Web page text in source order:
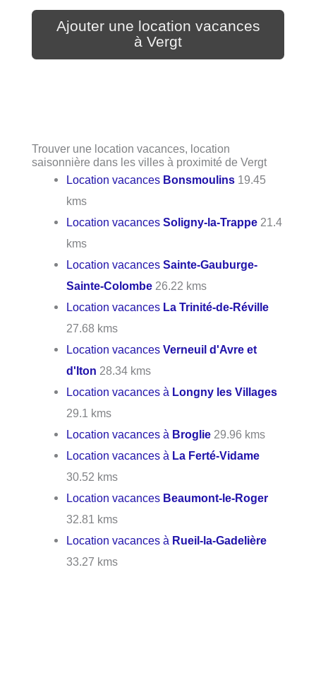
Ajouter une location vacances
à Vergt
Trouver une location vacances, location
saisonnière dans les villes à proximité de Vergt
Location vacances Bonsmoulins 19.45
kms
Location vacancesSoligny-la-Trappe 21.4
kms
Location vacancesSainte-Gauburge-
Sainte-Colombe 26.22 kms
Location vacances La Trinité-de-Réville
27.68 kms
Location vacancesVerneuil d'Avre et
d'Iton 28.34 kms
Location vacances à Longny les Villages
29.1 kms
Location vacances à Broglie 29.96 kms
Location vacances à La Ferté-Vidame
30.52 kms
Location vacances Beaumont-le-Roger
32.81 kms
Location vacances à Rueil-la-Gadelière
33.27 kms